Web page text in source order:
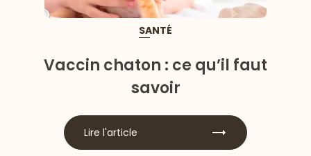
SANTÉ
Vaccin chaton : ce qu’il faut
savoir
Lire l'article